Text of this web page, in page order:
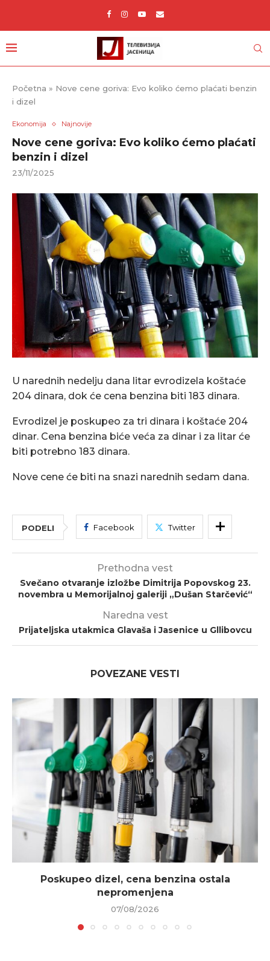
Početna » Nove cene goriva: Evo koliko ćemo plaćati benzin
i dizel
Ekonomija Najnovije
Nove cene goriva: Evo koliko ćemo plaćati
benzin i dizel
23/11/2025
U narednih nedelju dana litar evrodizela koštaće
204 dinara, dok će cena benzina biti 183 dinara.
Evrodizel je poskupeo za tri dinara i koštaće 204
dinar. Cena benzina biće veća za dinar i za litar će
biti potrebno 183 dinara.
Nove cene će biti na snazi narednih sedam dana.
PODELI Facebook Twitter
Prethodna vest
Svečano otvaranje izložbe Dimitrija Popovskog 23.
novembra u Memorijalnoj galeriji „Dušan Starčević“
Naredna vest
Prijateljska utakmica Glavaša i Jasenice u Gllibovcu
POVEZANE VESTI
Poskupeo dizel, cena benzina ostala
nepromenjena
07/08/2026